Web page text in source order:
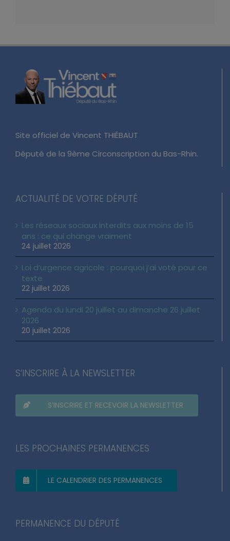
Site officiel de Vincent THIÉBAUT
Député de la 9ème Circonscription du Bas-Rhin.
ACTUALITÉ DE VOTRE DÉPUTÉ
Les réseaux sociaux interdits aux moins de 15
ans : ce qui change vraiment
24 juillet 2026
Loi d’urgence agricole : pourquoi j’ai voté pour ce
texte
22 juillet 2026
Agenda du lundi 20 juillet au dimanche 26 juillet
2026
20 juillet 2026
S’INSCRIRE À LA NEWSLETTER
S’INSCRIRE ET RECEVOIR LA NEWSLETTER
LES PROCHAINES PERMANENCES
LE CALENDRIER DES PERMANENCES
PERMANENCE DU DÉPUTÉ